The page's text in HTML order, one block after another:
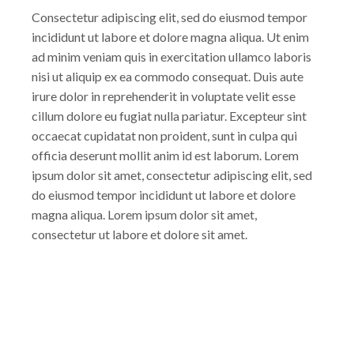
Consectetur adipiscing elit, sed do eiusmod tempor
incididunt ut labore et dolore magna aliqua. Ut enim
ad minim veniam quis in exercitation ullamco laboris
nisi ut aliquip ex ea commodo consequat. Duis aute
irure dolor in reprehenderit in voluptate velit esse
cillum dolore eu fugiat nulla pariatur. Excepteur sint
occaecat cupidatat non proident, sunt in culpa qui
officia deserunt mollit anim id est laborum. Lorem
ipsum dolor sit amet, consectetur adipiscing elit, sed
do eiusmod tempor incididunt ut labore et dolore
magna aliqua. Lorem ipsum dolor sit amet,
consectetur ut labore et dolore sit amet.